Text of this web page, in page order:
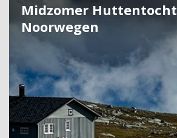
Midzomer Huttentocht
Noorwegen